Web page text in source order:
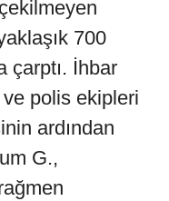
700
çarptı. İhbar
polis ekipleri
ardından
G.,